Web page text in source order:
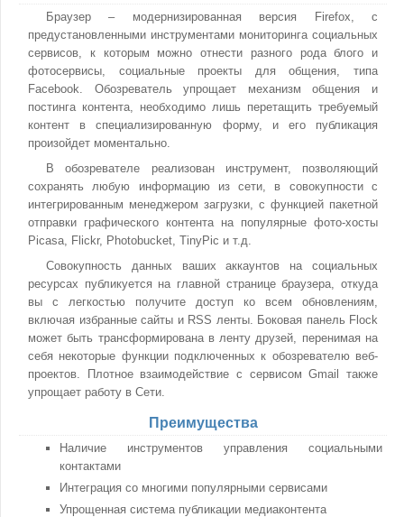
Браузер – модернизированная версия Firefox, с
предустановленными инструментами мониторинга социальных
сервисов, к которым можно отнести разного рода блого и
фотосервисы, социальные проекты для общения, типа
Facebook. Обозреватель упрощает механизм общения и
постинга контента, необходимо лишь перетащить требуемый
контент в специализированную форму, и его публикация
произойдет моментально.
В обозревателе реализован инструмент, позволяющий
сохранять любую информацию из сети, в совокупности с
интегрированным менеджером загрузки, с функцией пакетной
отправки графического контента на популярные фото-хосты
Picasa, Flickr, Photobucket, TinyPic и т.д.
Совокупность данных ваших аккаунтов на социальных
ресурсах публикуется на главной странице браузера, откуда
вы с легкостью получите доступ ко всем обновлениям,
включая избранные сайты и RSS ленты. Боковая панель Flock
может быть трансформирована в ленту друзей, перенимая на
себя некоторые функции подключенных к обозревателю веб-
проектов. Плотное взаимодействие с сервисом Gmail также
упрощает работу в Сети.
Преимущества
Наличие инструментов управления социальными
контактами
Интеграция со многими популярными сервисами
Упрощенная система публикации медиаконтента